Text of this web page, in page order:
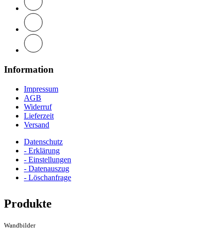
Information
Impressum
AGB
Widerruf
Lieferzeit
Versand
Datenschutz
- Erklärung
- Einstellungen
- Datenauszug
- Löschanfrage
Produkte
Wandbilder